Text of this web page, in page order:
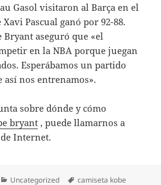
Gasol visitaron al Barça en el
Pascual ganó por 92-88.
aseguró que «el
en la NBA porque juegan
Esperábamos un partido
nos entrenamos».
sobre dónde y cómo
bryant , puede llamarnos a
Internet.
Categorías
Uncategorized Etiquetas
camiseta kobe